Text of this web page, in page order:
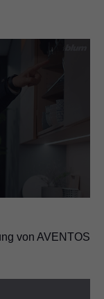
von AVENTOS